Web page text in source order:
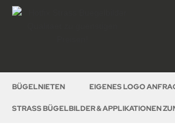
BÜGELNIETEN EIGENES LOGO
STRASS BÜGELBILDER & APPLIKATIONEN